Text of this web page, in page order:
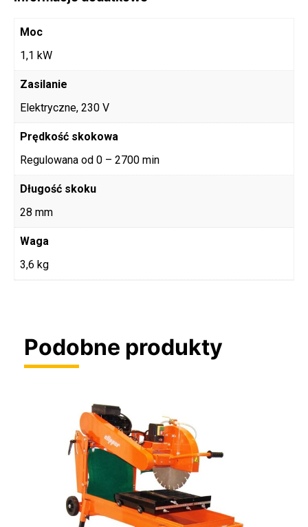
Moc
1,1 kW
Zasilanie
Elektryczne, 230 V
Prędkość skokowa
Regulowana od 0 – 2700 min
Długość skoku
28 mm
Waga
3,6 kg
Podobne produkty